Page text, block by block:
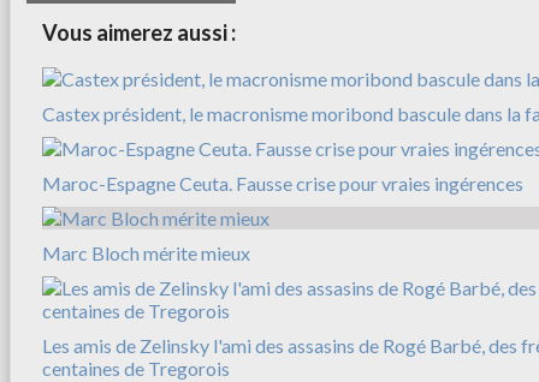
Vous aimerez aussi :
Castex président, le macronisme moribond bascule dans la
Maroc-Espagne Ceuta. Fausse crise pour vraies ingérences
Marc Bloch mérite mieux
Les amis de Zelinsky l'ami des assasins de Rogé Barbé, des
centaines de Tregorois